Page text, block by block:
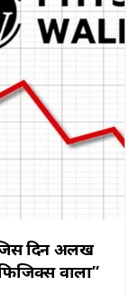
दिन अलख
वाला”